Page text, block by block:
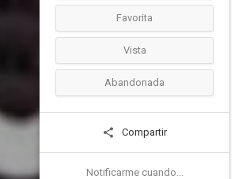
Favorita
Vista
Abandonada
Compartir
Notificarme cuando...